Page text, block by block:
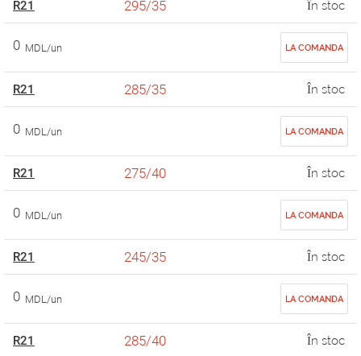
R21 295/35 În stoc
0 MDL/un LA COMANDA
R21 285/35 În stoc
0 MDL/un LA COMANDA
R21 275/40 În stoc
0 MDL/un LA COMANDA
R21 245/35 În stoc
0 MDL/un LA COMANDA
R21 285/40 În stoc